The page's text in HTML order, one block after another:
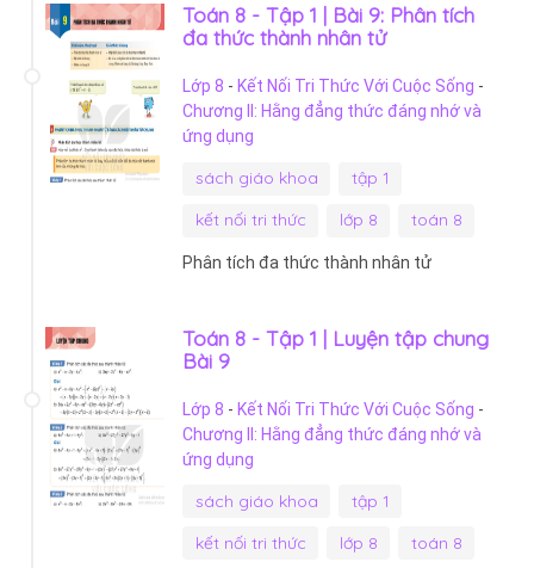
Toán 8 - Tập 1 | Bài 9: Phân tích
đa thức thành nhân tử
Lớp 8 - Kết Nối Tri Thức Với Cuộc Sống -
Chương II: Hằng đẳng thức đáng nhớ và
ứng dụng
sách giáo khoa
tập 1
kết nối tri thức
lớp 8 toán 8
Phân tích đa thức thành nhân tử
Toán 8 - Tập 1 | Luyện tập chung
Bài 9
Lớp 8 - Kết Nối Tri Thức Với Cuộc Sống -
Chương II: Hằng đẳng thức đáng nhớ và
ứng dụng
sách giáo khoa
tập 1
kết nối tri thức
lớp 8 toán 8